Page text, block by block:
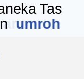
Tas
seminar